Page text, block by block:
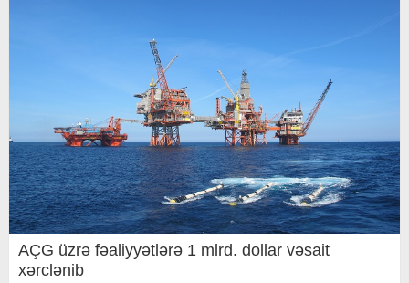
AÇG üzrə fəaliyyətlərə 1 mlrd. dollar vəsait
xərclənib